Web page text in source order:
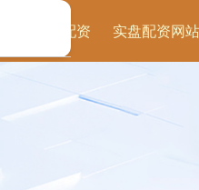
信汇网配资 实盘配资网站